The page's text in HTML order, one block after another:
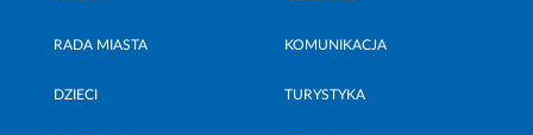
RADA MIASTA KOMUNIKACJA
DZIECI TURYSTYKA